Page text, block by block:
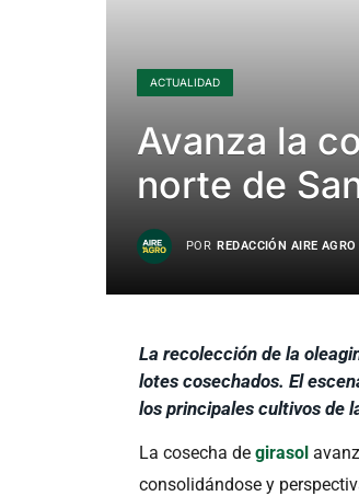
ACTUALIDAD
Avanza la
norte de
POR REDACCIÓN AIRE AGRO
La recolección de la
lotes cosechados. El
los principales cultivos de
La cosecha degirasol
consolidándose y